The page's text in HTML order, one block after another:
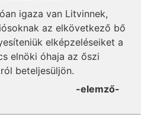
igaza van Litvinnek,
az elkövetkező bő
elképzeléseiket a
elnöki óhaja az őszi
beteljesüljön.
-elemző-